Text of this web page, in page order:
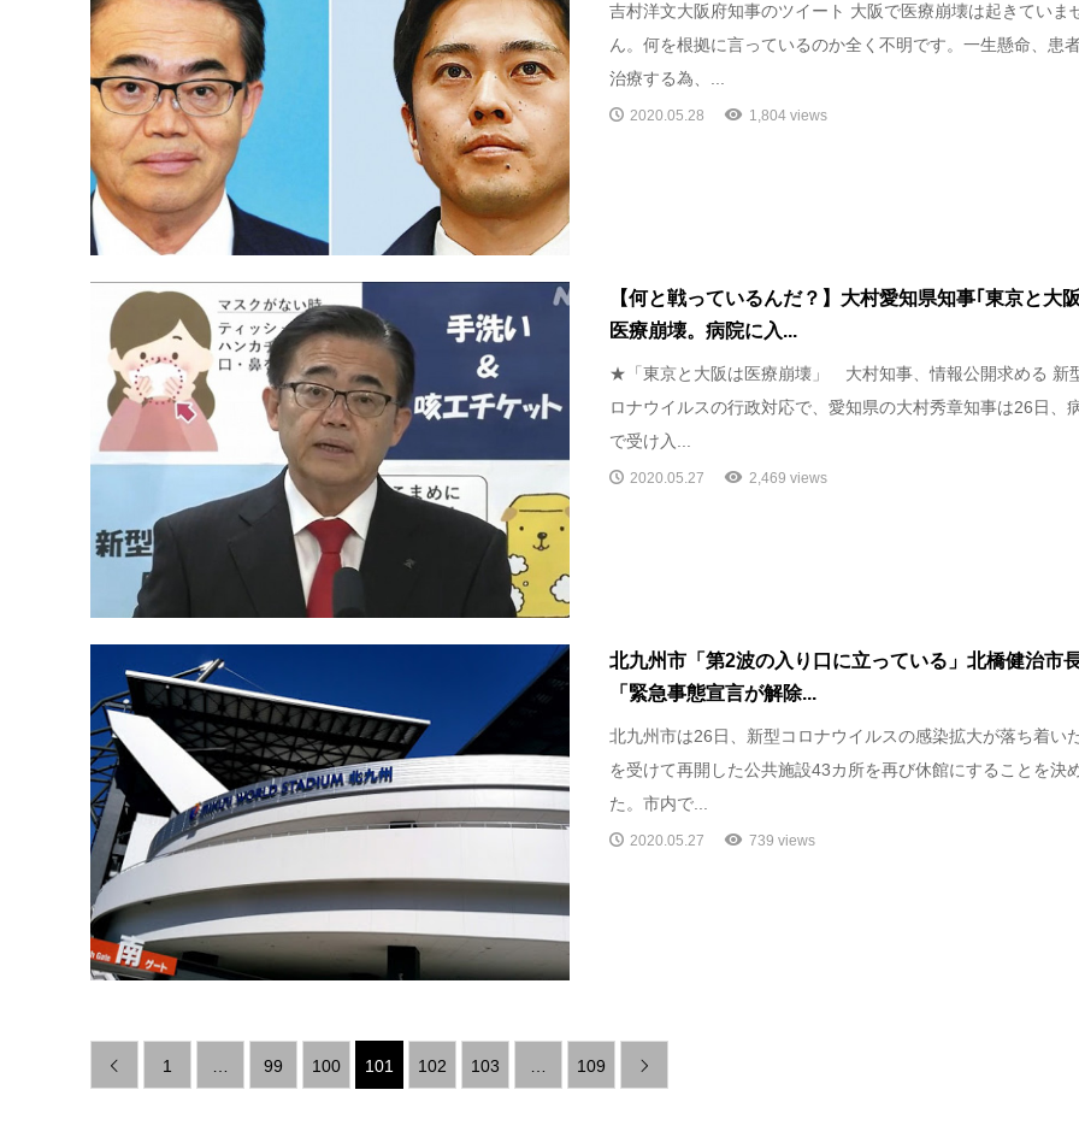
吉村洋文大阪府知事のツイート 大阪で医療崩壊は起きていま
ん。何を根拠に言っているのか全く不明です。一生懸命、患
治療する為、...
2020.05.28 1,804 views
【何と戦っているんだ？】大村愛知県知事｢東京と大
医療崩壊。病院に入...
★「東京と大阪は医療崩壊」 大村知事、情報公開求める 新
ロナウイルスの行政対応で、愛知県の大村秀章知事は26日、
で受け入...
2020.05.27 2,469 views
北九州市「第2波の入り口に立っている」北橋健治市
「緊急事態宣言が解除...
北九州市は26日、新型コロナウイルスの感染拡大が落ち着い
を受けて再開した公共施設43カ所を再び休館にすることを決
た。市内で...
2020.05.27 739 views
 1 99 100 101 102 103 109 